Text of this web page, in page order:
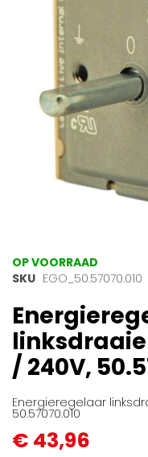
Ga
naar
begin
van
de
afbeeldingen-
gallerij
OP VOORRAAD
SKU EGO_50.57070.010
/ 240V,
Energieregelaar
50.57070.010
€ 43,96